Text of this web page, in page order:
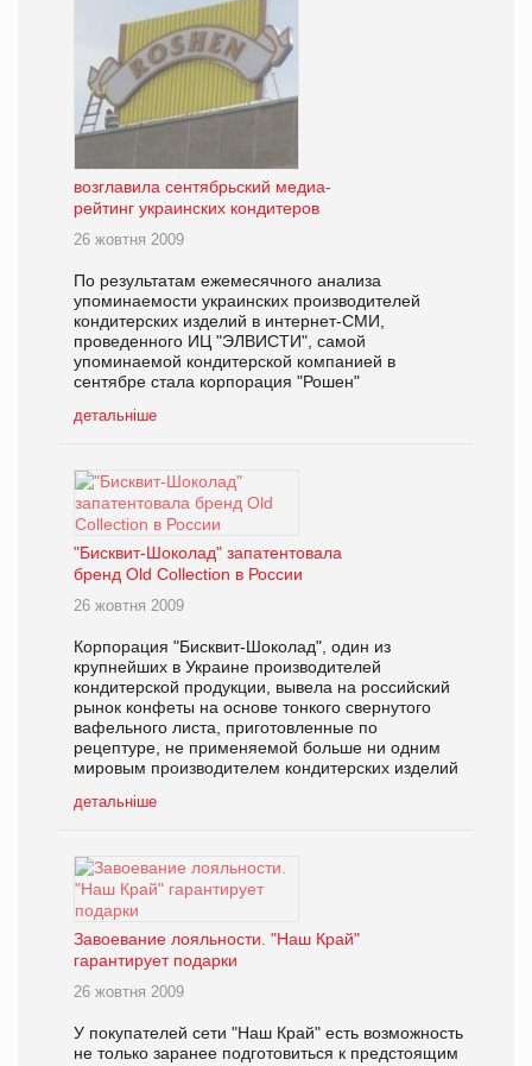
возглавила сентябрьский медиа-
рейтинг украинских кондитеров
26 жовтня 2009
По результатам ежемесячного анализа
упоминаемости украинских производителей
кондитерских изделий в интернет-СМИ,
проведенного ИЦ "ЭЛВИСТИ", самой
упоминаемой кондитерской компанией в
сентябре стала корпорация "Рошен"
детальніше
"Бисквит-Шоколад" запатентовала
бренд Old Collection в России
26 жовтня 2009
Корпорация "Бисквит-Шоколад", один из
крупнейших в Украине производителей
кондитерской продукции, вывела на российский
рынок конфеты на основе тонкого свернутого
вафельного листа, приготовленные по
рецептуре, не применяемой больше ни одним
мировым производителем кондитерских изделий
детальніше
Завоевание лояльности. "Наш Край"
гарантирует подарки
26 жовтня 2009
У покупателей сети "Наш Край" есть возможность
не только заранее подготовиться к предстоящим